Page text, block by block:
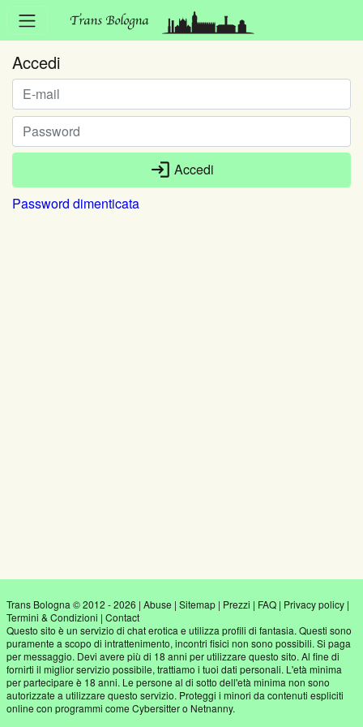
Accedi
login Accedi
Password dimenticata
Trans Bologna © 2012 - 2026 | Abuse | Sitemap| Prezzi | FAQ| Privacy policy|
Termini & Condizioni | Contact
Questo sito è un servizio di chat erotica e utilizza profili di fantasia. Questi sono
puramente a scopo di intrattenimento, incontri fisici non sono possibili. Si paga
per messaggio. Devi avere più di 18 anni per utilizzare questo sito. Al fine di
fornirti il miglior servizio possibile, trattiamo i tuoi dati personali. L'età minima
per partecipare è 18 anni. Le persone al di sotto dell'età minima non sono
autorizzate a utilizzare questo servizio. Proteggi i minori da contenuti espliciti
online con programmi come Cybersitter o Netnanny.